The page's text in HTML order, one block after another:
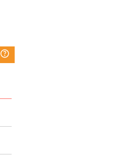
question_mark_circle